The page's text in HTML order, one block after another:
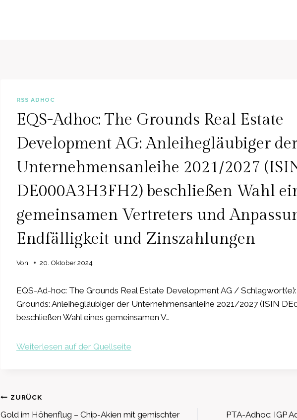
RSS ADHOC
EQS-Adhoc: The Grounds Real Estate
Development AG: Anleihegläubiger
Unternehmensanleihe 2021/2027
DE000A3H3FH2) beschließen Wahl
gemeinsamen Vertreters und
Endfälligkeit und Zinszahlungen
Von 20. Oktober 2024
EQS-Ad-hoc: The Grounds Real Estate Development AG /
Grounds: Anleihegläubiger der Unternehmensanleihe 2021/2027 (ISIN
beschließen Wahl eines gemeinsamen V…
Weiterlesen auf der Quellseite
Beitragsnavigation
ZURÜCK
Gold im Höhenflug – Chip-Akien mit gemischter
PTA-Adhoc: IGP